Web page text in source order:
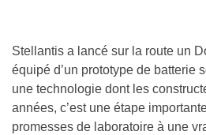
Stellantis a lancé sur la route un
équipé d’un prototype de batterie
une technologie dont les
années, c’est une étape
promesses de laboratoire à une